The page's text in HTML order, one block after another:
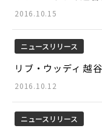
2016.10.15
ニュースリリース
リブ・ウッディ 越
2016.10.12
ニュースリリース